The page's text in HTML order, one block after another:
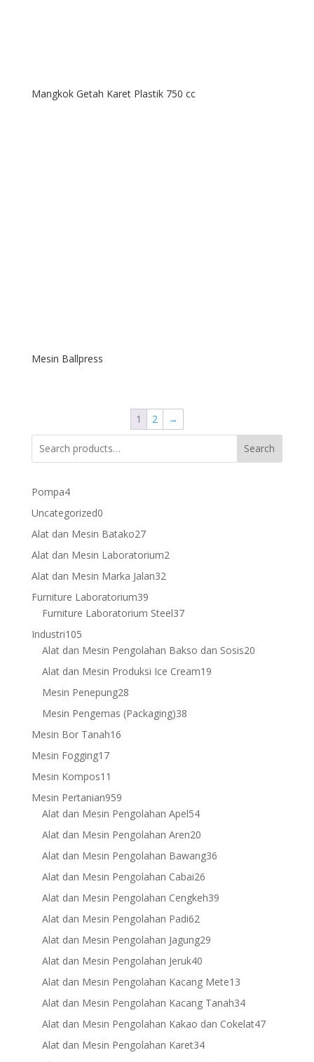
Mangkok Getah Karet Plastik 750 cc
Mesin Ballpress
1 2 →
Search
Pompa44
products
Uncategorized00
products
Alat dan Mesin Batako2727
products
Alat dan Mesin Laboratorium22
Alat dan Mesin Marka Jalan3232
Furniture Laboratorium3939
products
Furniture Laboratorium Steel3737
Industri105105
products
Alat dan Mesin Pengolahan Bakso dan Sosis2020
Alat dan Mesin Produksi Ice Cream1919
Mesin Penepung2828
products
Mesin Pengemas (Packaging)3838
Mesin Bor Tanah1616
Mesin Fogging1717
products
Mesin Kompos11
products
Mesin Pertanian959959
products
Alat dan Mesin Pengolahan Apel5454
products
Alat dan Mesin Pengolahan Aren2020
products
Alat dan Mesin Pengolahan Bawang3636
Alat dan Mesin Pengolahan Cabai2626
products
Alat dan Mesin Pengolahan Cengkeh3939
Alat dan Mesin Pengolahan Padi6262
products
Alat dan Mesin Pengolahan Jagung2929
Alat dan Mesin Pengolahan Jeruk4040
products
Alat dan Mesin Pengolahan Kacang Mete1313
products
Alat dan Mesin Pengolahan Kacang Tanah3434
products
Alat dan Mesin Pengolahan Kakao dan Cokelat4747
Alat dan Mesin Pengolahan Karet3434